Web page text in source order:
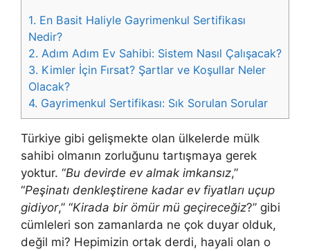
1. En Basit Haliyle Gayrimenkul Sertifikası
Nedir?
2. Adım Adım Ev Sahibi: Sistem Nasıl Çalışacak?
3. Kimler İçin Fırsat? Şartlar ve Koşullar Neler
Olacak?
4. Gayrimenkul Sertifikası: Sık Sorulan Sorular
Türkiye gibi gelişmekte olan ülkelerde mülk
sahibi olmanın zorluğunu tartışmaya gerek
yoktur. “Bu devirde ev almak imkansız,”
“Peşinatı denkleştirene kadar ev fiyatları uçup
gidiyor,” “Kirada bir ömür mü geçireceğiz?” gibi
cümleleri son zamanlarda ne çok duyar olduk,
değil mi? Hepimizin ortak derdi, hayali olan o